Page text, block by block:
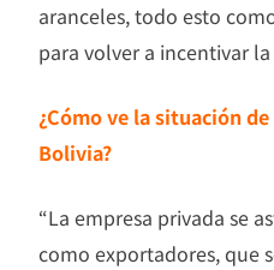
aranceles, todo esto
para volver a incentivar
¿Cómo ve la situación
Bolivia?
“La empresa privada se
como exportadores, que